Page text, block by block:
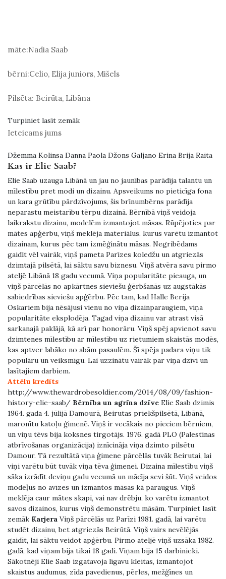
māte:Nadia Saab
bērni:Celio, Elija juniors, Mišels
Pilsēta: Beirūta, Libāna
Turpiniet lasīt zemāk
Ieteicams jums
Džemma Kolinsa Danna Paola Džons Galjano Erina Brija Raita
Kas ir Elie Saab?
Elie Saab uzauga Libānā un jau no jaunības parādīja talantu un
mīlestību pret modi un dizainu. Apsveikums no pieticīga fona
un kara grūtību pārdzīvojums, šis brīnumbērns parādīja
neparastu meistarību tērpu dizainā. Bērnībā viņš veidoja
laikrakstu dizainu, modelēm izmantojot māsas. Rūpējoties par
mātes apģērbu, viņš meklēja materiālus, kurus varētu izmantot
dizainam, kurus pēc tam izmēģinātu māsas. Negribēdams
gaidīt vēl vairāk, viņš pameta Parīzes koledžu un atgriezās
dzimtajā pilsētā, lai sāktu savu biznesu. Viņš atvēra savu pirmo
ateljē Libānā 18 gadu vecumā. Viņa popularitāte pieauga, un
viņš pārcēlās no apkārtnes sieviešu ģērbšanās uz augstākās
sabiedrības sieviešu apģērbu. Pēc tam, kad Halle Berija
Oskariem bija nēsājusi vienu no viņa dizainparaugiem, viņa
popularitāte eksplodēja. Tagad viņa dizainu var atrast visā
sarkanajā paklājā, kā arī par honorāru. Viņš spēj apvienot savu
dzimtenes mīlestību ar mīlestību uz rietumiem skaistās modēs,
kas aptver labāko no abām pasaulēm. Šī spēja padara viņu tik
populāru un veiksmīgu. Lai uzzinātu vairāk par viņa dzīvi un
lasītajiem darbiem.
Attēlu kredīts
http://www.thewardrobesoldier.com/2014/08/09/fashion-
history-elie-saab/ Bērnība un agrīna dzīve Elie Saab dzimis
1964. gada 4. jūlijā Damourā, Beirutas priekšpilsētā, Libānā,
maronītu katoļu ģimenē. Viņš ir vecākais no pieciem bērniem,
un viņu tēvs bija koksnes tirgotājs. 1976. gadā PLO (Palestīnas
atbrīvošanas organizācija) iznīcināja viņa dzimto pilsētu
Damour. Tā rezultātā viņa ģimene pārcēlās tuvāk Beirutai, lai
viņi varētu būt tuvāk viņa tēva ģimenei. Dizaina mīlestību viņš
sāka izrādīt deviņu gadu vecumā un mācīja sevi šūt. Viņš veidos
modeļus no avīzes un izmantos māsas kā paraugus. Viņš
meklēja caur mātes skapi, vai nav drēbju, ko varētu izmantot
savos dizainos, kurus viņš demonstrētu māsām. Turpiniet lasīt
zemāk Karjera Viņš pārcēlās uz Parīzi 1981. gadā, lai varētu
studēt dizainu, bet atgriezās Beirūtā. Viņš vairs nevēlējās
gaidīt, lai sāktu veidot apģērbu. Pirmo ateljē viņš uzsāka 1982.
gadā, kad viņam bija tikai 18 gadi. Viņam bija 15 darbinieki.
Sākotnēji Elie Saab izgatavoja līgavu kleitas, izmantojot
skaistus audumus, zīda pavedienus, pērles, mežģīnes un